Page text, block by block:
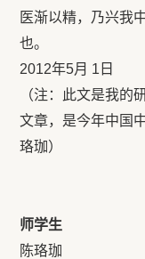
医渐以精，乃兴我
也。
2012年5月 1日
（注：此文是我的
文章，是今年中国
珞珈）
师学生
陈珞珈